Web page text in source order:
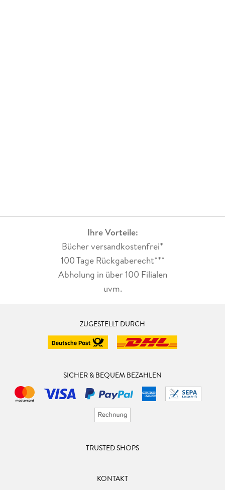
Ihre Vorteile:
Bücher versandkostenfrei*
100 Tage Rückgaberecht***
Abholung in über 100 Filialen
uvm.
ZUGESTELLT DURCH
SICHER & BEQUEM BEZAHLEN
TRUSTED SHOPS
KONTAKT